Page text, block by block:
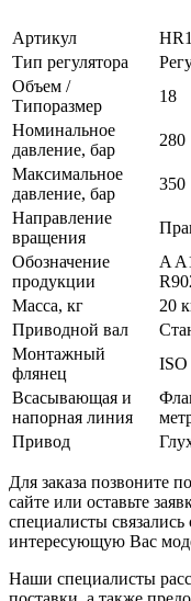
Артикул
Тип регулятора
Объем /
Типоразмер
18
Номинальное
давление, бар
280
Максимальное
давление, бар
350
Направление
вращения
Обозначение
продукции
A
Масса, кг
20
Приводной вал
Монтажный
флянец
ISO
Всасывающая и
напорная линия
Привод
Для заказа позвоните
сайте или оставьте
специалисты
интересующую Вас
Наши специалисты